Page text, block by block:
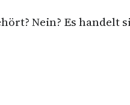
Nein? Es